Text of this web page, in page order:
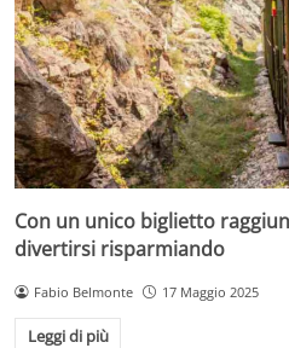
Con un unico biglietto
divertirsi risparmiando
Fabio Belmonte 17 Maggio 2025
Leggi di più